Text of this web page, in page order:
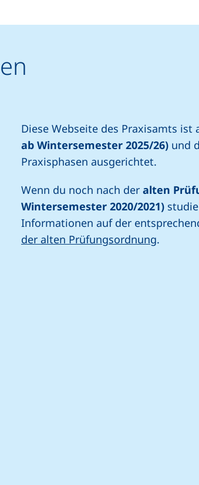
Diese Webseite des Praxisamts ist
ab Wintersemester 2025/26) und
Praxisphasen ausgerichtet.
Wenn du noch nach der alten
Wintersemester 2020/2021)
Informationen auf der
der alten Prüfungsordnung.